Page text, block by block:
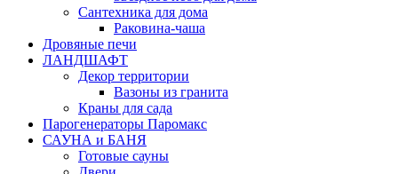
Сантехника для дома
Раковина-чаша
Дровяные печи
ЛАНДШАФТ
Декор территории
Вазоны из гранита
Краны для сада
Парогенераторы Паромакс
САУНА и БАНЯ
Готовые сауны